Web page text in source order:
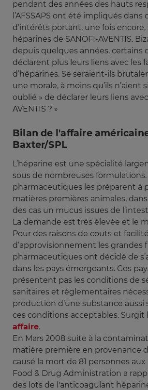
pendant des années des hauts
l’AFSSAPS ont été impliqués dans
d’intérêts portant, une fois encore,
héparines de SANOFI-AVENTIS.
depuis quelques années, certains
déclarent plus leurs liens avec les
d’héparines. Se seraient-ils
une morale, à moins qu’ils n’aient
oublié » de déclarer leurs liens
AVENTIS ? »
Bilan de l'affaire
Baxter/SPL
L’héparine est une spécialité
sous de nombreuses
pharmaceutiques les préparent à
matières premières animales,
des cas un mucus issues de
La demande est très élevée et le
Pour des raisons de couts et facilité
d’approvisionnement les grandes
pharmaceutiques ont décidé de
dans les pays émergeants. Ces
présentent pas les conditions de
sanitaires et réglementaires
production d’une substance aussi
ces conditions acceptables. Surgit
affaire.
En Mars 2008 suite à la
matière première en provenance
causé la mort de 81 personnes aux
Food & Drug Administration a
des lots de l'anticoagulant